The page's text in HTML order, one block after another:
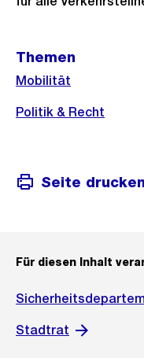
Weitere
Informationen
Themen
Mobilität
Politik & Recht
Seite drucken
Für diesen Inhalt
Stadtrat